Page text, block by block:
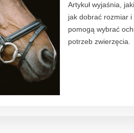
Artykuł wyjaśnia,
jak dobrać rozmiar
pomogą wybrać
potrzeb zwierzęcia.